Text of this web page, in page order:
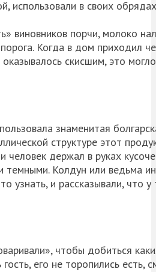
использовали в своих
виновников порчи, молоко
Когда в дом приходил
скисшим, это
знаменитая
структуре этот
человек держал в руках
Колдун или ведьма
узнать, и рассказывали, что у
чтобы добиться
его не торопились